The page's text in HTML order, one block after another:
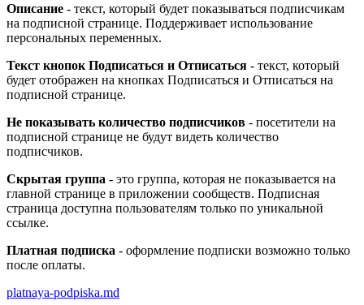
Описание - текст, который будет показываться подписчикам
на подписной странице. Поддерживает использование
персональных переменных.
Текст кнопок Подписаться и Отписаться - текст, который
будет отображен на кнопках Подписаться и Отписаться на
подписной странице.
Не показывать количество подписчиков - посетители на
подписной странице не будут видеть количество
подписчиков.
Скрытая группа - это группа, которая не показывается на
главной странице в приложении сообществ. Подписная
страница доступна пользователям только по уникальной
ссылке.
Платная подписка - оформление подписки возможно только
после оплаты.
platnaya-podpiska.md